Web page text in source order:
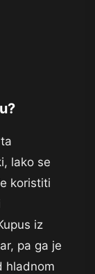
lako se
koristiti
iz
pa ga je
hladnom